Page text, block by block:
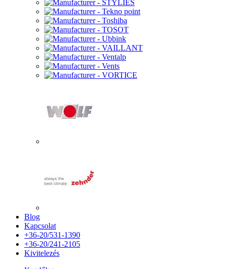
Blog
Kapcsolat
+36-20/531-1390
+36-20/241-2105
Kivitelezés